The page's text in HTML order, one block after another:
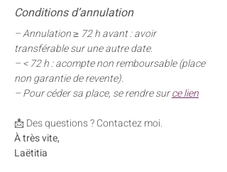
Conditions d’annulation
– Annulation ≥ 72 h avant : avoir
transférable sur une autre date.
– < 72 h : acompte non remboursable (place
non garantie de revente).
– Pour céder sa place, se rendre sur ce lien
📩 Des questions ? Contactez moi.
À très vite,
Laëtitia